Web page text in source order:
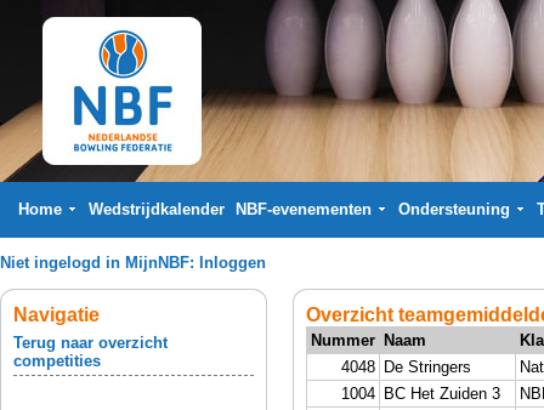
Home Wedstrijdkalender NBF-evenementen Ondersteuning
Niet ingelogd in MijnNBF: Inloggen
Navigatie
Terug naar overzicht
competities
Overzicht
Nummer Naam
4048 De Stringers
1004 BC Het Zuiden 3